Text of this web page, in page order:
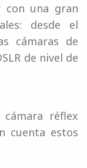
con una gran
desde el
cámaras de
de nivel de
réflex
cuenta estos